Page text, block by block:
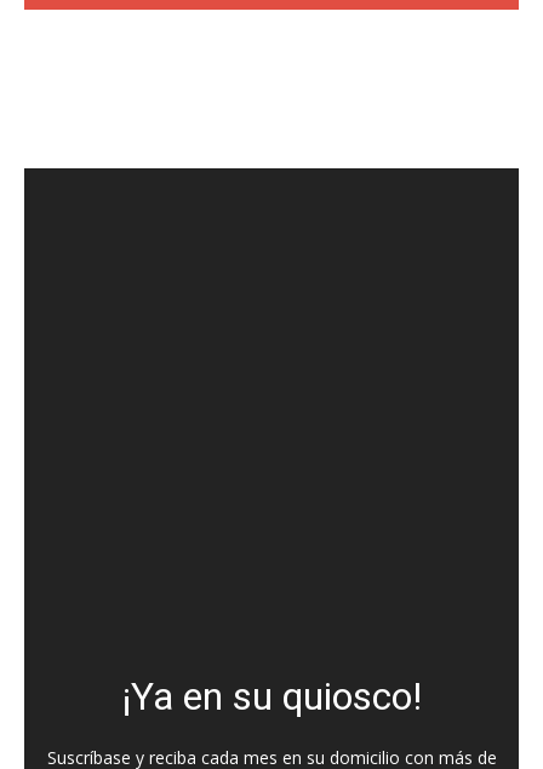
¡Ya en su quiosco!
Suscríbase y reciba cada mes en su domicilio con más de